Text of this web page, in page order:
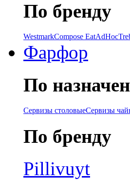
По бренду
WestmarkCompose EatAdHoc
Фарфор
По
Сервизы столовыеСервизы
По бренду
Pillivuyt